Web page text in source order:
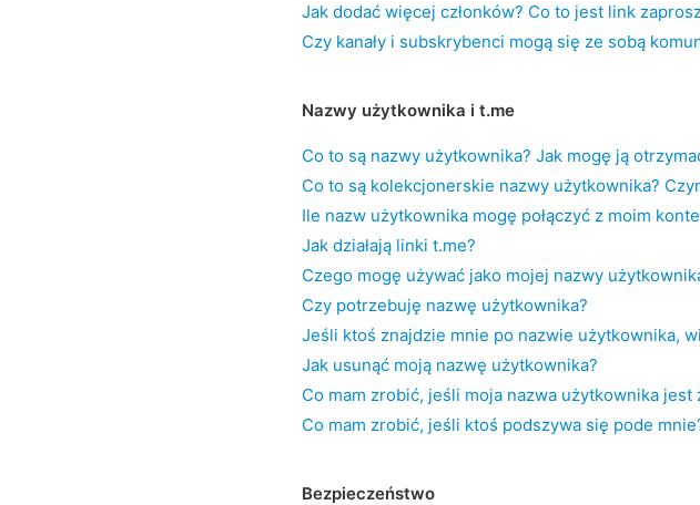
Jak dodać więcej członków? Co to jest link
Czy kanały i subskrybenci mogą się ze sobą
Nazwy użytkownika i t.me
Co to są nazwy użytkownika? Jak mogę ją
Co to są kolekcjonerskie nazwy użytkownika?
Ile nazw użytkownika mogę połączyć z moim
Jak działają linki t.me?
Czego mogę używać jako mojej nazwy
Czy potrzebuję nazwę użytkownika?
Jeśli ktoś znajdzie mnie po nazwie użytkownika,
Jak usunąć moją nazwę użytkownika?
Co mam zrobić, jeśli moja nazwa użytkownika jest
Co mam zrobić, jeśli ktoś podszywa się pode
Bezpieczeństwo